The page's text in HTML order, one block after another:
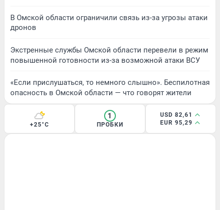
В Омской области ограничили связь из-за угрозы атаки
дронов
Экстренные службы Омской области перевели в режим
повышенной готовности из-за возможной атаки ВСУ
«Если прислушаться, то немного слышно». Беспилотная
опасность в Омской области — что говорят жители
+25°C
1
ПРОБКИ
USD 82,61
EUR 95,29